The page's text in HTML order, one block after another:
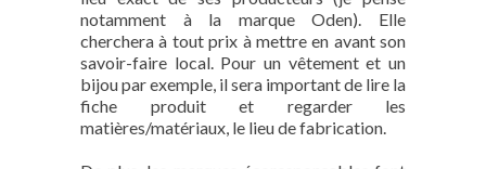
notamment à la marque Oden). Elle
cherchera à tout prix à mettre en avant son
savoir-faire local. Pour un vêtement et un
bijou par exemple, il sera important de lire la
fiche produit et regarder les
matières/matériaux, le lieu de fabrication.